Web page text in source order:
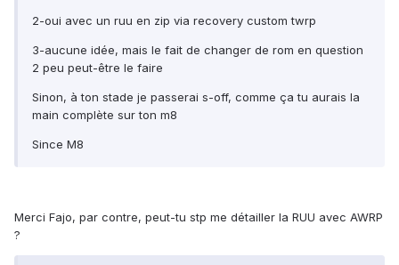
2-oui avec un ruu en zip via recovery custom twrp
3-aucune idée, mais le fait de changer de rom en question
2 peu peut-être le faire
Sinon, à ton stade je passerai s-off, comme ça tu aurais la
main complète sur ton m8
Since M8
Merci Fajo, par contre, peut-tu stp me détailler la RUU avec AWRP
?